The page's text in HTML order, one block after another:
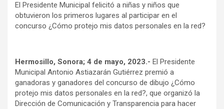
El Presidente Municipal felicitó a niñas y niños que
obtuvieron los primeros lugares al participar en el
concurso ¿Cómo protejo mis datos personales en la red?
Hermosillo, Sonora; 4 de mayo, 2023.- El Presidente
Municipal Antonio Astiazarán Gutiérrez premió a
ganadoras y ganadores del concurso de dibujo ¿Cómo
protejo mis datos personales en la red?, que organizó la
Dirección de Comunicación y Transparencia para hacer